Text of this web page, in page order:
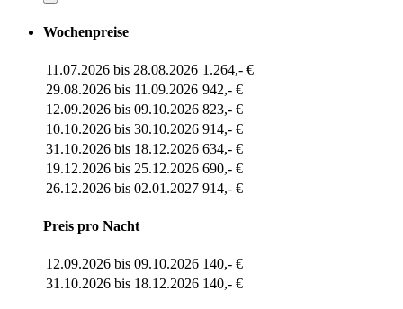
Wochenpreise
11.07.2026 bis 28.08.2026 1.264,- €
29.08.2026 bis 11.09.2026 942,- €
12.09.2026 bis 09.10.2026 823,- €
10.10.2026 bis 30.10.2026 914,- €
31.10.2026 bis 18.12.2026 634,- €
19.12.2026 bis 25.12.2026 690,- €
26.12.2026 bis 02.01.2027 914,- €
Preis pro Nacht
12.09.2026 bis 09.10.2026 140,- €
31.10.2026 bis 18.12.2026 140,- €